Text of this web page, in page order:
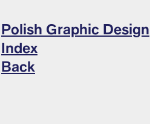
Polish Graphic Design
Index
Back